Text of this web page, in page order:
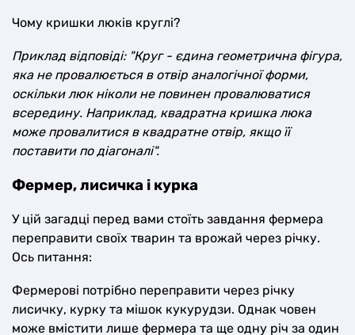
Чому кришки люків круглі?
Приклад відповіді: "Круг - єдина геометрична фігура,
яка не провалюється в отвір аналогічної форми,
оскільки люк ніколи не повинен провалюватися
всередину. Наприклад, квадратна кришка люка
може провалитися в квадратне отвір, якщо її
поставити по діагоналі".
Фермер, лисичка і курка
У цій загадці перед вами стоїть завдання фермера
переправити своїх тварин та врожай через річку.
Ось питання:
Фермерові потрібно переправити через річку
лисичку, курку та мішок кукурудзи. Однак човен
може вмістити лише фермера та ще одну річ за один